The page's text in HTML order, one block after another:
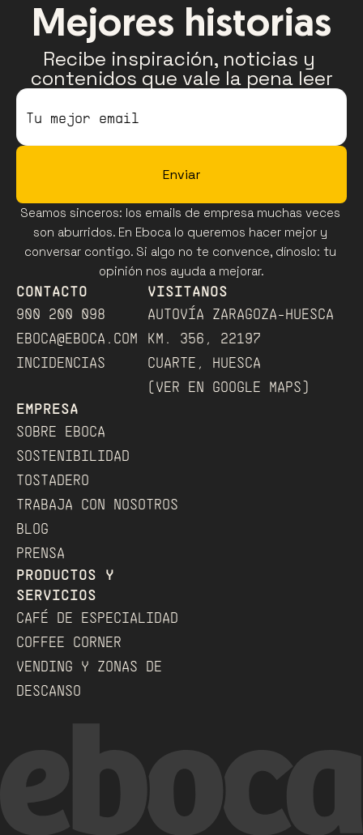
Mejores historias
Recibe inspiración, noticias y
contenidos que vale la pena leer
Enviar
Seamos sinceros: los emails de empresa muchas veces
son aburridos. En Eboca lo queremos hacer mejor y
conversar contigo. Si algo no te convence, dínoslo: tu
opinión nos ayuda a mejorar.
CONTACTO
900 200 098
EBOCA@EBOCA.COM
INCIDENCIAS
VISITANOS
AUTOVÍA ZARAGOZA-HUESCA
KM. 356, 22197
CUARTE, HUESCA
(VER EN GOOGLE MAPS)﻿
EMPRESA
SOBRE EBOCA
SOSTENIBILIDAD
TOSTADERO
TRABAJA CON NOSOTROS
BLOG
PRENSA
PRODUCTOS Y
SERVICIOS
CAFÉ DE ESPECIALIDAD
COFFEE CORNER
VENDING Y ZONAS DE
DESCANSO